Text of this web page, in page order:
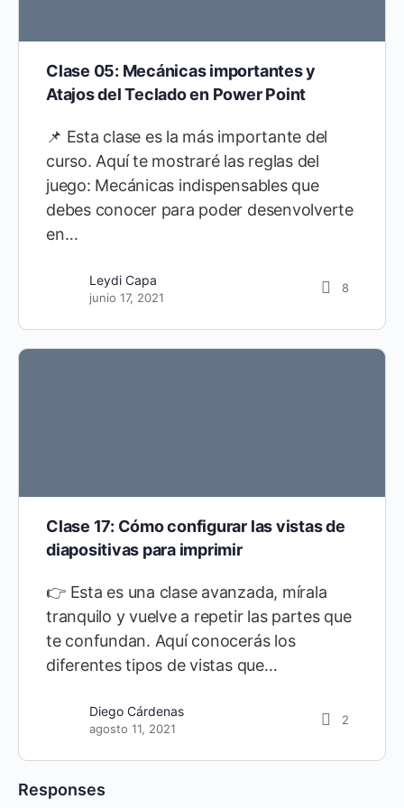
Clase 05: Mecánicas importantes y
Atajos del Teclado en Power Point
📌 Esta clase es la más importante del
curso. Aquí te mostraré las reglas del
juego: Mecánicas indispensables que
debes conocer para poder desenvolverte
en…
Leydi Capa
junio 17, 2021
8
Clase 17: Cómo configurar las vistas de
diapositivas para imprimir
👉 Esta es una clase avanzada, mírala
tranquilo y vuelve a repetir las partes que
te confundan. Aquí conocerás los
diferentes tipos de vistas que…
Diego Cárdenas
agosto 11, 2021
2
Responses